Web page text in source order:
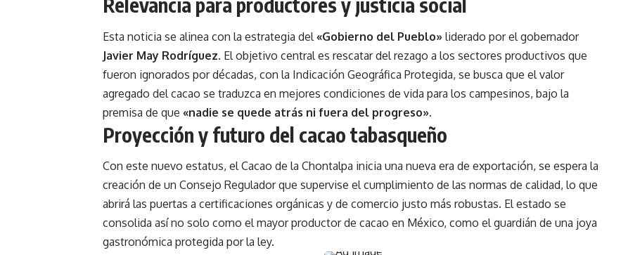
Esta noticia se alinea con la estrategia del «Gobierno del Pueblo» liderado por el gobernador
Javier May Rodríguez. El objetivo central es rescatar del rezago a los sectores productivos que
fueron ignorados por décadas, con la Indicación Geográfica Protegida, se busca que el valor
agregado del cacao se traduzca en mejores condiciones de vida para los campesinos, bajo la
premisa de que «nadie se quede atrás ni fuera del progreso».
Proyección y futuro del cacao tabasqueño
Con este nuevo estatus, el Cacao de la Chontalpa inicia una nueva era de exportación, se espera la
creación de un Consejo Regulador que supervise el cumplimiento de las normas de calidad, lo que
abrirá las puertas a certificaciones orgánicas y de comercio justo más robustas. El estado se
consolida así no solo como el mayor productor de cacao en México, como el guardián de una joya
gastronómica protegida por la ley.